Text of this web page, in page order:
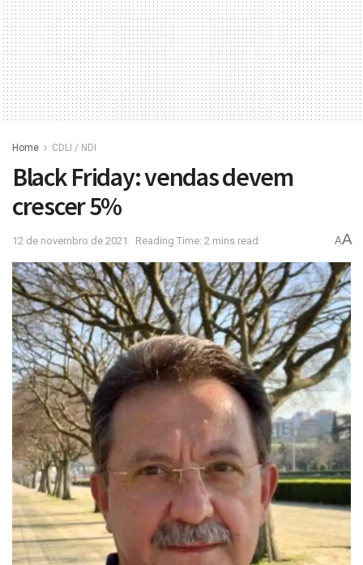
Home CDLI / NDI
Black Friday: vendas devem
crescer 5%
12 de novembro de 2021 Reading Time: 2 mins read AA